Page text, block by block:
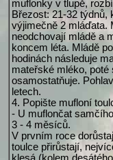
muflonky v tlupě,
Březost: 21-32 týdnů,
výjimečně 2 mláďata.
neodchovají mládě a
koncem léta. Mládě
hodinách následuje
mateřské mléko,
osamostatňuje.
letech.
4. Popište mufloní
- U muflončat
3 - 4 měsíců.
V prvním roce
toulce přirůstají,
klesá (kolem